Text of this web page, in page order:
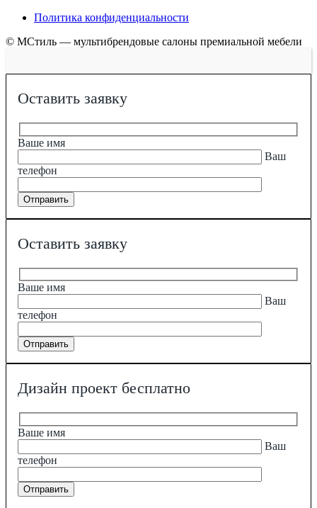
Политика конфиденциальности
© МСтиль — мультибрендовые салоны премиальной мебели
Оставить заявку
Ваше имя
Ваш
телефон
Оставить заявку
Ваше имя
Ваш
телефон
Дизайн проект бесплатно
Ваше имя
Ваш
телефон